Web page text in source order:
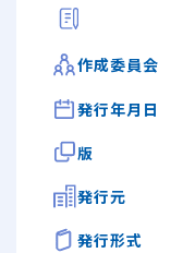
作成委員会
発行年月日
版
発行元
発行形式